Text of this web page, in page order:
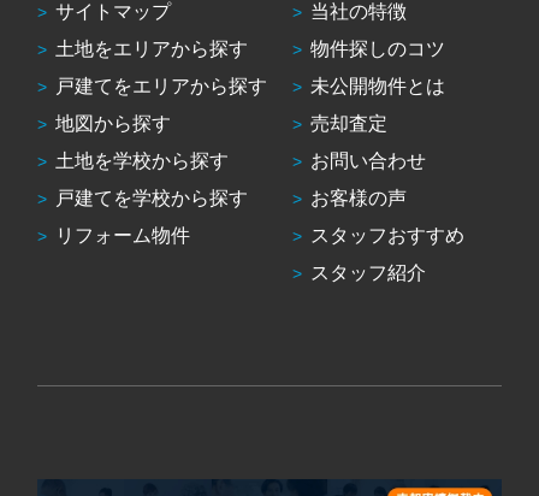
サイトマップ
土地をエリアから探す
戸建てをエリアから探す
地図から探す
土地を学校から探す
戸建てを学校から探す
リフォーム物件
当社の特徴
物件探しのコツ
未公開物件とは
売却査定
お問い合わせ
お客様の声
スタッフおすすめ
スタッフ紹介